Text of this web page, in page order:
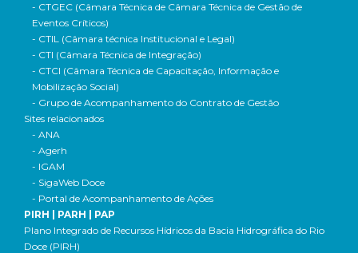
- CTGEC (Câmara Técnica de Câmara Técnica de Gestão de
Eventos Críticos)
- CTIL (Câmara técnica Institucional e Legal)
- CTI (Câmara Técnica de Integração)
- CTCI (Câmara Técnica de Capacitação, Informação e
Mobilização Social)
- Grupo de Acompanhamento do Contrato de Gestão
Sites relacionados
- ANA
- Agerh
- IGAM
- SigaWeb Doce
- Portal de Acompanhamento de Ações
PIRH | PARH | PAP
Plano Integrado de Recursos Hídricos da Bacia Hidrográfica do Rio
Doce (PIRH)